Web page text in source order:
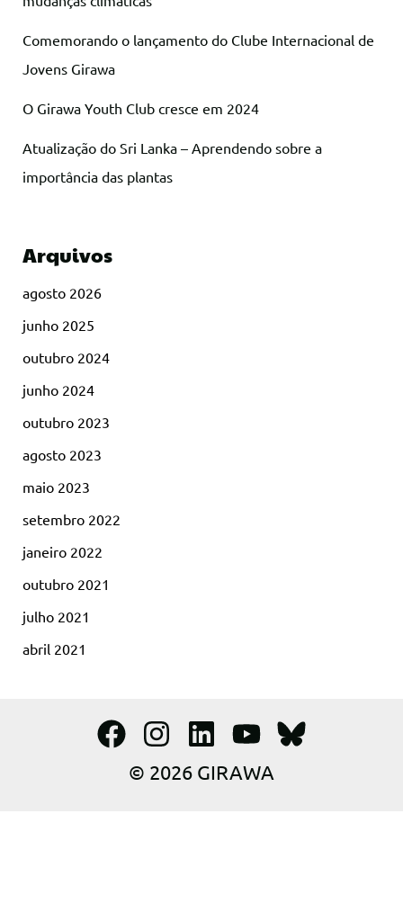
Comemorando o lançamento do Clube Internacional de
Jovens Girawa
O Girawa Youth Club cresce em 2024
Atualização do Sri Lanka – Aprendendo sobre a
importância das plantas
Arquivos
agosto 2026
junho 2025
outubro 2024
junho 2024
outubro 2023
agosto 2023
maio 2023
setembro 2022
janeiro 2022
outubro 2021
julho 2021
abril 2021
© 2026 GIRAWA